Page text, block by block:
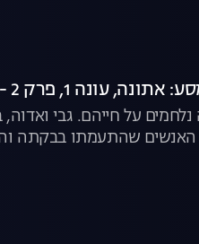
עונה 1, פרק 2 - אויבים ויריבים
נלחמים על חייהם. גבי
שהתעמתו בבקתה